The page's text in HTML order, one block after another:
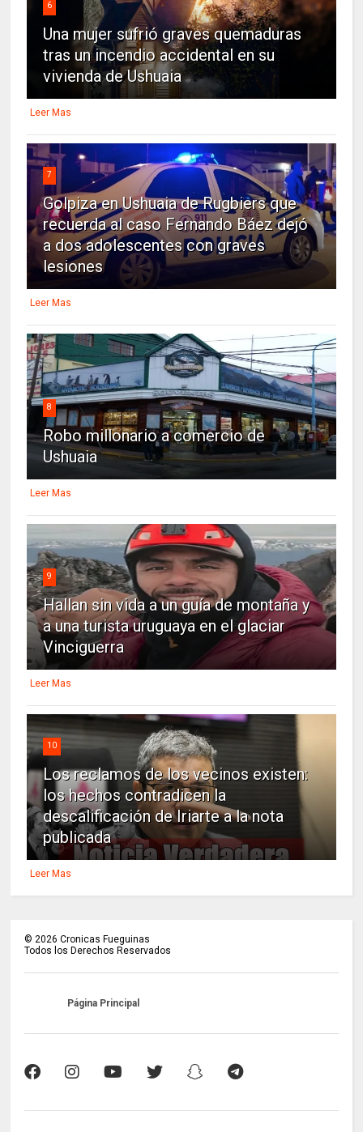
6
Una mujer sufrió graves quemaduras
tras un incendio accidental en su
vivienda de Ushuaia
Leer Mas
7
Golpiza en Ushuaia de Rugbiers que
recuerda al caso Fernando Báez dejó
a dos adolescentes con graves
lesiones
Leer Mas
8
Robo millonario a comercio de
Ushuaia
Leer Mas
9
Hallan sin vida a un guía de montaña y
a una turista uruguaya en el glaciar
Vinciguerra
Leer Mas
10
Los reclamos de los vecinos existen:
los hechos contradicen la
descalificación de Iriarte a la nota
publicada
Leer Mas
©2026 Cronicas Fueguinas
Todos los Derechos Reservados
Página Principal